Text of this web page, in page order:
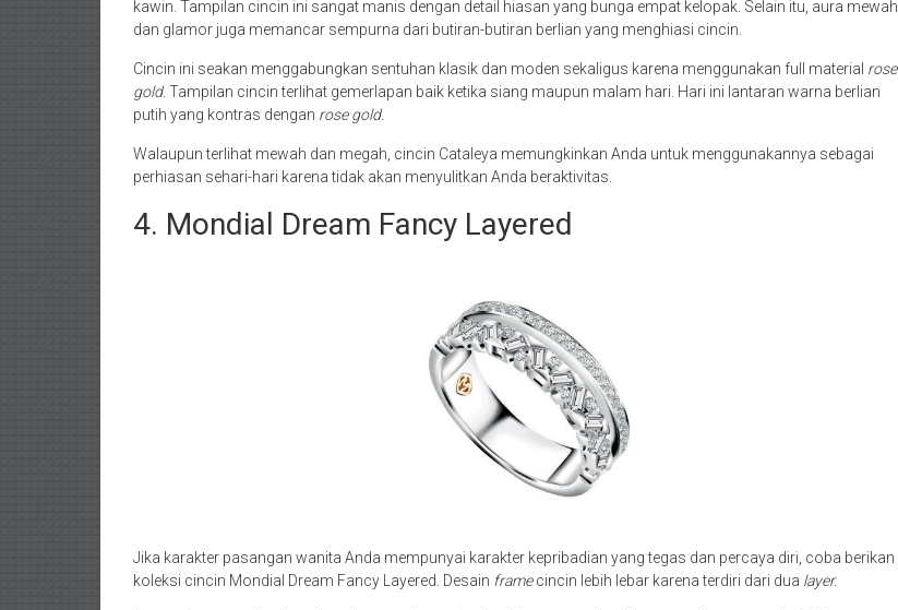
kawin. Tampilan cincin ini sangat manis dengan detail hiasan yang bunga empat kelopak. Selain itu, aura mewah
dan glamor juga memancar sempurna dari butiran-butiran berlian yang menghiasi cincin.
Cincin ini seakan menggabungkan sentuhan klasik dan moden sekaligus karena menggunakan full material rose
gold. Tampilan cincin terlihat gemerlapan baik ketika siang maupun malam hari. Hari ini lantaran warna berlian
putih yang kontras dengan rose gold.
Walaupun terlihat mewah dan megah, cincin Cataleya memungkinkan Anda untuk menggunakannya sebagai
perhiasan sehari-hari karena tidak akan menyulitkan Anda beraktivitas.
4. Mondial Dream Fancy Layered
Jika karakter pasangan wanita Anda mempunyai karakter kepribadian yang tegas dan percaya diri, coba berikan
koleksi cincin Mondial Dream Fancy Layered. Desain framecincin lebih lebar karena terdiri dari dua layer.